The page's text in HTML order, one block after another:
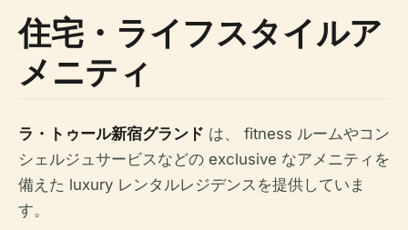
住宅・ライフスタイルア
メニティ
ラ・トゥール新宿グランド は、 fitness ルームやコン
シェルジュサービスなどの exclusive なアメニティを
備えた luxury レンタルレジデンスを提供していま
す。